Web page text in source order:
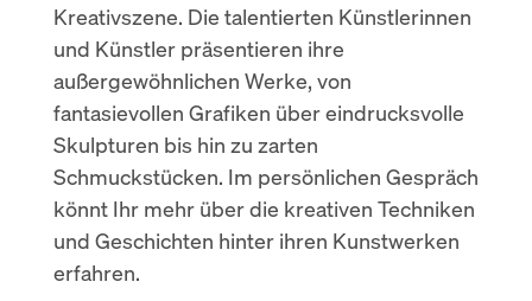
Kreativszene. Die talentierten Künstlerinnen
und Künstler präsentieren ihre
außergewöhnlichen Werke, von
fantasievollen Grafiken über eindrucksvolle
Skulpturen bis hin zu zarten
Schmuckstücken. Im persönlichen Gespräch
könnt Ihr mehr über die kreativen Techniken
und Geschichten hinter ihren Kunstwerken
erfahren.